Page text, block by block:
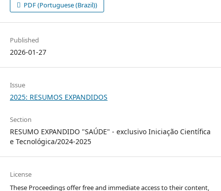
PDF (Portuguese (Brazil))
Published
2026-01-27
Issue
2025: RESUMOS EXPANDIDOS
Section
RESUMO EXPANDIDO "SAÚDE" - exclusivo Iniciação Científica
e Tecnológica/2024-2025
License
These Proceedings offer free and immediate access to their content,